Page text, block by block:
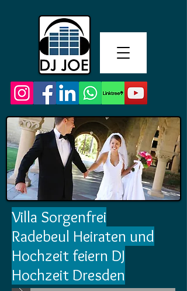
Villa Sorgenfrei
Radebeul Heiraten und
Hochzeit feiern DJ
Hochzeit Dresden